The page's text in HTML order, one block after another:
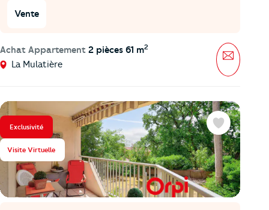
Vente
Achat Appartement 2 pièces 61 m2
La Mulatière
Message
Exclusivité
Visite Virtuelle
Favoris